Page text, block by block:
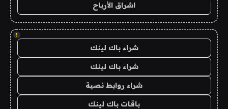
اشراق الأرباح
!
شراء باك لينك
شراء باك لينك
شراء روابط نصية
باقات باك لينك